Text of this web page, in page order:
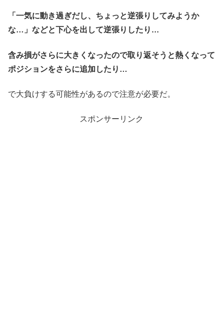
「一気に動き過ぎだし、ちょっと逆張りしてみようか
な…」 などと下心を出して逆張りしたり…
含み損がさらに大きくなったので取り返そうと熱くなって
ポジションをさらに追加したり…
で大負けする可能性があるので注意が必要だ。
スポンサーリンク